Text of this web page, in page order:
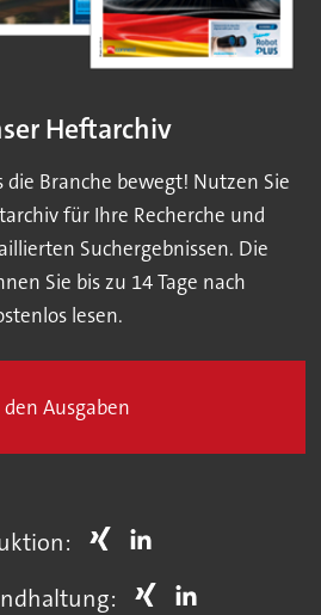
Heftarchiv
die Branche bewegt! Nutzen Sie
für Ihre Recherche und
Suchergebnissen. Die
Sie bis zu 14 Tage nach
lesen.
den Ausgaben